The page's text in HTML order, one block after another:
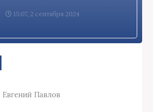
15:07, 2 сентября 2024
Евгений Павлов